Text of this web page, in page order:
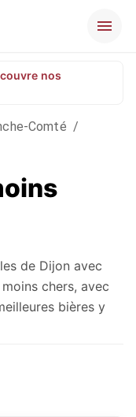
nos
Comté /
de Dijon avec
chers, avec
bières y